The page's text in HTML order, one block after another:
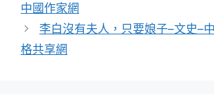
中國作家網
李白沒有夫人，只要娘子–文史–
格共享網